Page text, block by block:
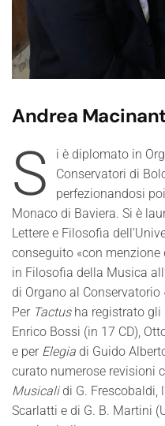
Andrea
S
i è diplomato in
Conservatori di
perfezionandosi
Monaco di Baviera. Si è
Lettere e Filosofia
conseguito «con menzione
in Filosofia della Musica
di Organo al Conservatorio
Per Tactus ha registrato gli
Enrico Bossi (in 17 CD),
e per Elegia di Guido
curato numerose revisioni
Musicali di G. Frescobaldi,
Scarlatti e di G. B. Martini